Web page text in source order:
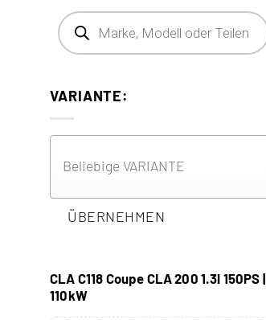
Products search
VARIANTE:
ÜBERNEHMEN
CLA C118 Coupe CLA 200 1.3l 150PS |
110kW